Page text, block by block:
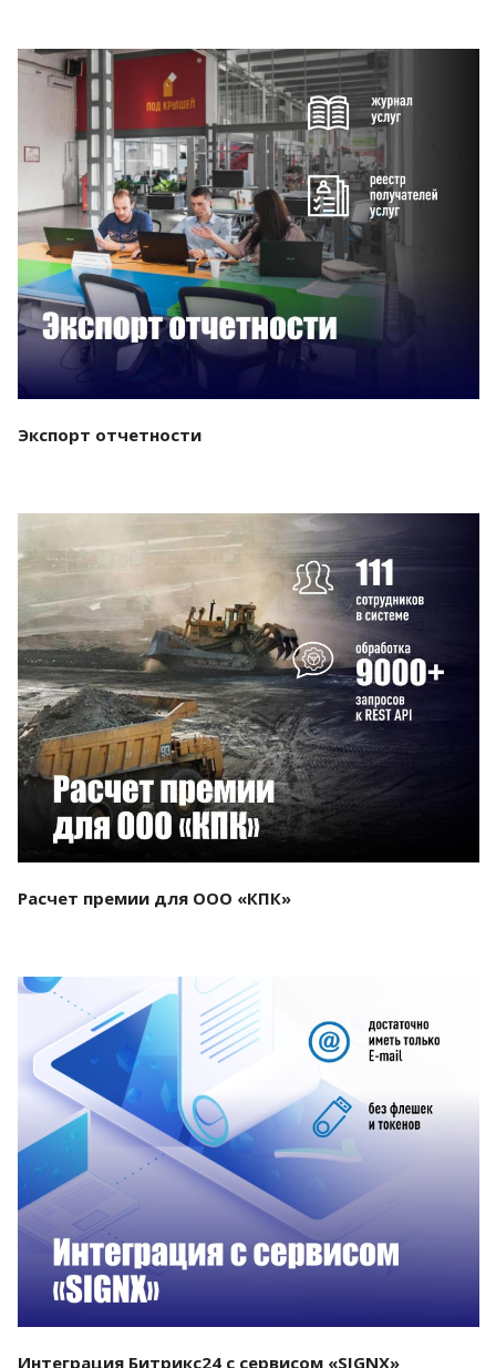
Смотреть проект
Экспорт отчетности
Смотреть проект
Расчет премии для ООО «КПК»
Смотреть проект
Интеграция Битрикс24 с сервисом «SIGNX»